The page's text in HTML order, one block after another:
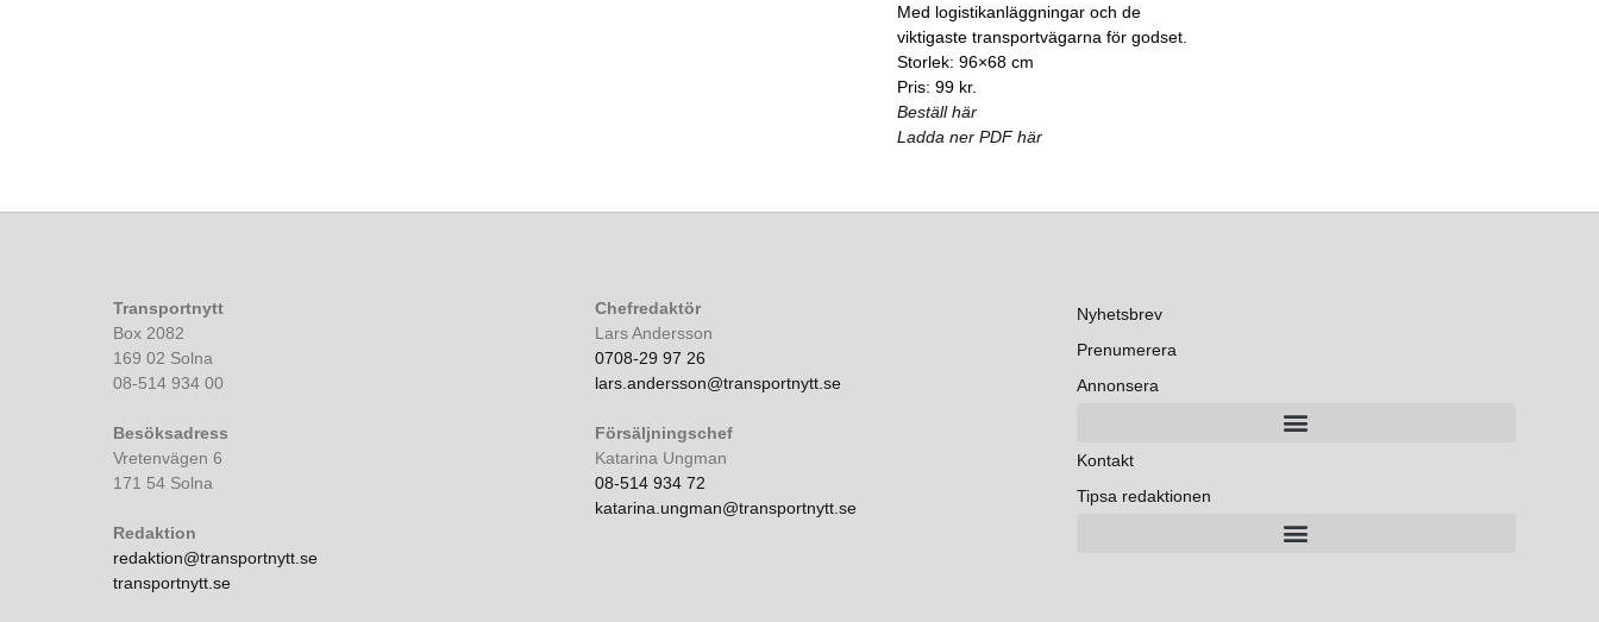
Med logistikanläggningar och de
viktigaste transportvägarna för godset.
Storlek: 96×68 cm
Pris: 99 kr.
Beställ här
Ladda ner PDF här
Transportnytt
Box 2082
169 02 Solna
08-514 934 00
Besöksadress
Vretenvägen 6
171 54 Solna
Redaktion
redaktion@transportnytt.se
transportnytt.se
Chefredaktör
Lars Andersson
0708-29 97 26
lars.andersson@transportnytt.se
Försäljningschef
Katarina Ungman
08-514 934 72
katarina.ungman@transportnytt.se
Nyhetsbrev
Prenumerera
Annonsera
Kontakt
Tipsa redaktionen